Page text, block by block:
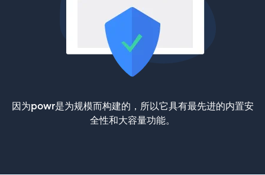
因为powr是为规模而构建的，所以它具有最先进的内置安
全性和大容量功能。